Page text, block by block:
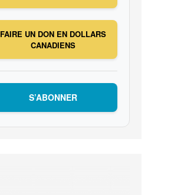
FAIRE UN DON EN DOLLARS
CANADIENS
S’ABONNER